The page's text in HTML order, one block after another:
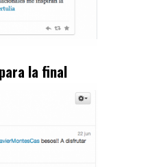
la final